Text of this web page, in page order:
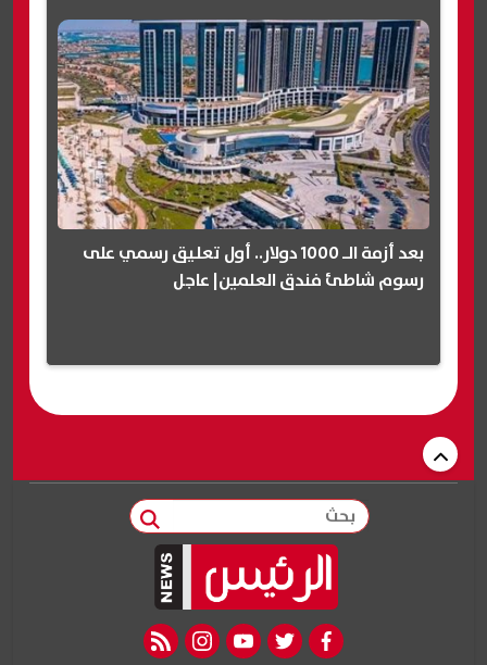
بعد أزمة الـ 1000 دولار.. أول تعليق رسمي على
رسوم شاطئ فندق العلمين| عاجل
بحث
facebook
twitter
youtube
instagram
rss feed